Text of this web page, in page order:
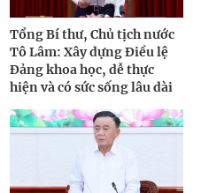
Tổng Bí thư, Chủ tịch nước
Tô Lâm: Xây dựng Điều lệ
Đảng khoa học, dễ thực
hiện và có sức sống lâu dài